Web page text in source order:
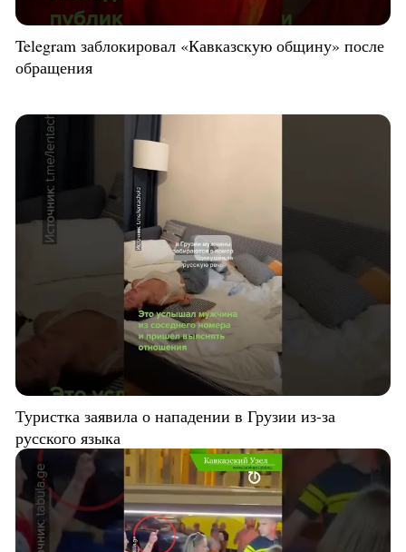
Telegram заблокировал «Кавказскую общину» после
обращения
Туристка заявила о нападении в Грузии из-за
русского языка